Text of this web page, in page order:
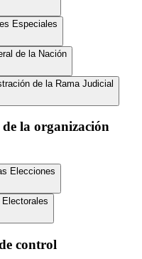
Especiales
de la Nación
de la Rama Judicial
la organización
Elecciones
control